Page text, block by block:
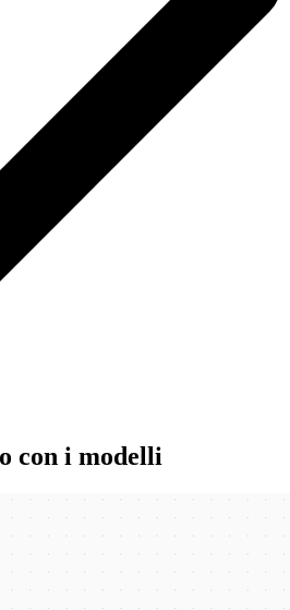
con i modelli